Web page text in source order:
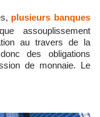
plusieurs banques
assouplissement
au travers de la
des obligations
de monnaie. Le